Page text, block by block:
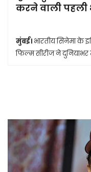
करने वाली पहली
मुंबई। भारतीय सिनेमा के
फिल्म सीरीज ने